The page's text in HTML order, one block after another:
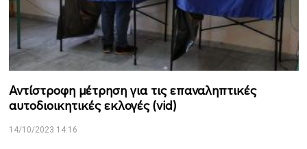
Αντίστροφη μέτρηση για τις επαναληπτικές
αυτοδιοικητικές εκλογές (vid)
14/10/2023 14:16